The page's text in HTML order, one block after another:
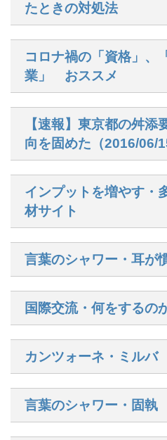
たときの対処法
コロナ禍の「資格」、
業」 おススメ
【速報】東京都の舛添
向を固めた（2016/06/
インプットを増やす・
材サイト
言葉のシャワー・耳が
国際交流・何をするの
カンツォーネ・ミルバ
言葉のシャワー・固執